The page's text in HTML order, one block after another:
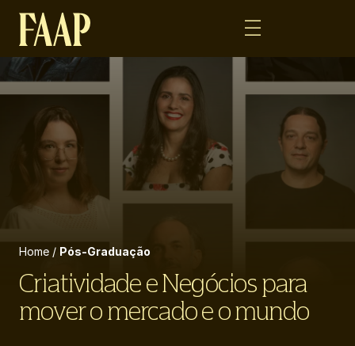
Home / Pós-Graduação
Criatividade e Negócios para
mover o mercado e o mundo